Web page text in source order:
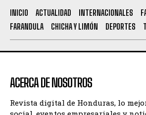
INICIO ACTUALIDAD INTERNACIONALES
FARANDULA
CHICHA Y LIMÓN DEPORTES
ACERCA DE NOSOTROS
Revista digital de Honduras, lo